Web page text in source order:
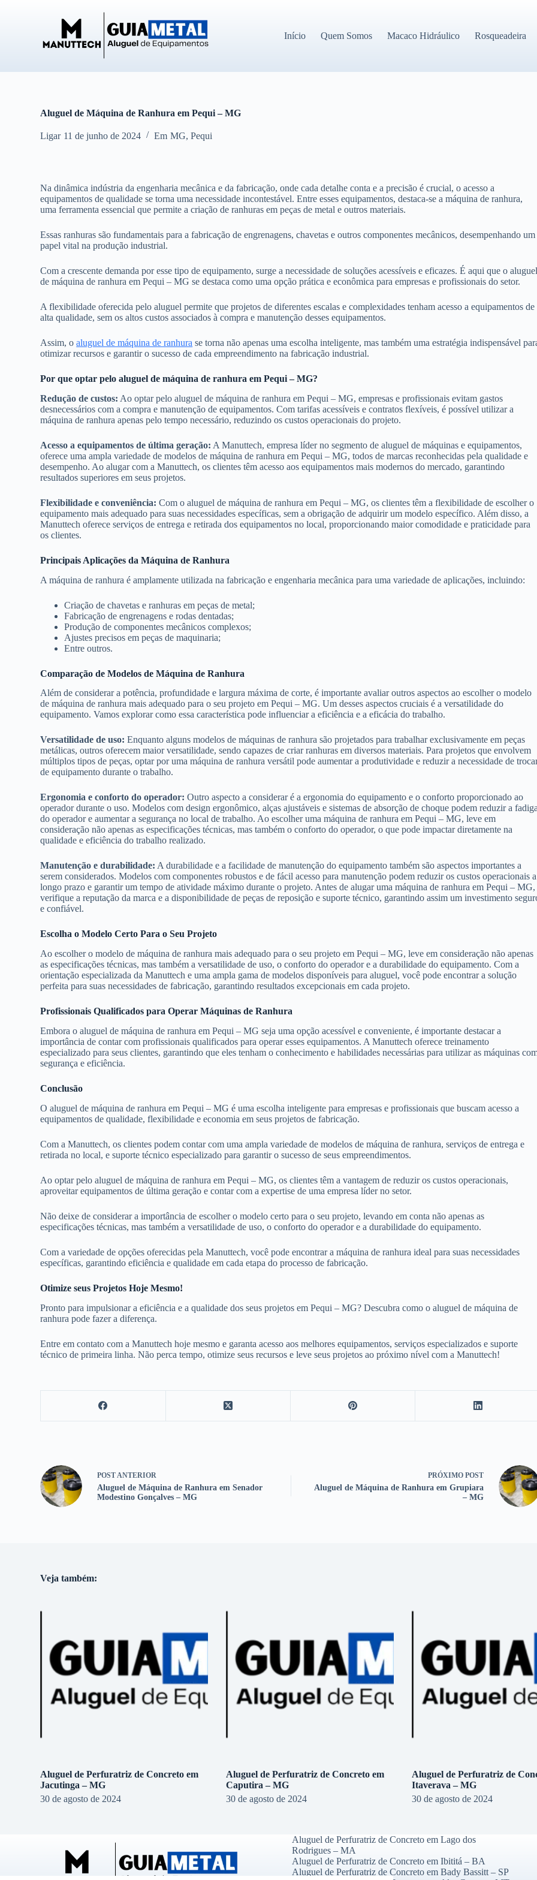
Início Quem Somos Macaco Hidráulico Rosqueadeira
Aluguel de Máquina de Ranhura em Pequi – MG
Ligar 11 de junho de 2024 Em MG,Pequi
Na dinâmica indústria da engenharia mecânica e da fabricação, onde cada detalhe conta e a precisão é crucial, o acesso a
equipamentos de qualidade se torna uma necessidade incontestável. Entre esses equipamentos, destaca-se a máquina de ranhura,
uma ferramenta essencial que permite a criação de ranhuras em peças de metal e outros materiais.
Essas ranhuras são fundamentais para a fabricação de engrenagens, chavetas e outros componentes mecânicos, desempenhando um
papel vital na produção industrial.
Com a crescente demanda por esse tipo de equipamento, surge a necessidade de soluções acessíveis e eficazes. É aqui que o
de máquina de ranhura em Pequi – MG se destaca como uma opção prática e econômica para empresas e profissionais do setor.
A flexibilidade oferecida pelo aluguel permite que projetos de diferentes escalas e complexidades tenham acesso a equipamentos de
alta qualidade, sem os altos custos associados à compra e manutenção desses equipamentos.
Assim, oaluguel de máquina de ranhura se torna não apenas uma escolha inteligente, mas também uma estratégia indispensável
otimizar recursos e garantir o sucesso de cada empreendimento na fabricação industrial.
Por que optar pelo aluguel de máquina de ranhura em Pequi – MG?
Redução de custos: Ao optar pelo aluguel de máquina de ranhura em Pequi – MG, empresas e profissionais evitam gastos
desnecessários com a compra e manutenção de equipamentos. Com tarifas acessíveis e contratos flexíveis, é possível utilizar a
máquina de ranhura apenas pelo tempo necessário, reduzindo os custos operacionais do projeto.
Acesso a equipamentos de última geração: A Manuttech, empresa líder no segmento de aluguel de máquinas e equipamentos,
oferece uma ampla variedade de modelos de máquina de ranhura em Pequi – MG, todos de marcas reconhecidas pela qualidade e
desempenho. Ao alugar com a Manuttech, os clientes têm acesso aos equipamentos mais modernos do mercado, garantindo
resultados superiores em seus projetos.
Flexibilidade e conveniência: Com o aluguel de máquina de ranhura em Pequi – MG, os clientes têm a flexibilidade de escolher o
equipamento mais adequado para suas necessidades específicas, sem a obrigação de adquirir um modelo específico. Além disso, a
Manuttech oferece serviços de entrega e retirada dos equipamentos no local, proporcionando maior comodidade e praticidade para
os clientes.
Principais Aplicações da Máquina de Ranhura
A máquina de ranhura é amplamente utilizada na fabricação e engenharia mecânica para uma variedade de aplicações, incluindo:
Criação de chavetas e ranhuras em peças de metal;
Fabricação de engrenagens e rodas dentadas;
Produção de componentes mecânicos complexos;
Ajustes precisos em peças de maquinaria;
Entre outros.
Comparação de Modelos de Máquina de Ranhura
Além de considerar a potência, profundidade e largura máxima de corte, é importante avaliar outros aspectos ao escolher o modelo
de máquina de ranhura mais adequado para o seu projeto em Pequi – MG. Um desses aspectos cruciais é a versatilidade do
equipamento. Vamos explorar como essa característica pode influenciar a eficiência e a eficácia do trabalho.
Versatilidade de uso: Enquanto alguns modelos de máquinas de ranhura são projetados para trabalhar exclusivamente em peças
metálicas, outros oferecem maior versatilidade, sendo capazes de criar ranhuras em diversos materiais. Para projetos que envolvem
múltiplos tipos de peças, optar por uma máquina de ranhura versátil pode aumentar a produtividade e reduzir a necessidade de
de equipamento durante o trabalho.
Ergonomia e conforto do operador: Outro aspecto a considerar é a ergonomia do equipamento e o conforto proporcionado ao
operador durante o uso. Modelos com design ergonômico, alças ajustáveis e sistemas de absorção de choque podem reduzir a
do operador e aumentar a segurança no local de trabalho. Ao escolher uma máquina de ranhura em Pequi – MG, leve em
consideração não apenas as especificações técnicas, mas também o conforto do operador, o que pode impactar diretamente na
qualidade e eficiência do trabalho realizado.
Manutenção e durabilidade: A durabilidade e a facilidade de manutenção do equipamento também são aspectos importantes a
serem considerados. Modelos com componentes robustos e de fácil acesso para manutenção podem reduzir os custos operacionais a
longo prazo e garantir um tempo de atividade máximo durante o projeto. Antes de alugar uma máquina de ranhura em Pequi – MG,
verifique a reputação da marca e a disponibilidade de peças de reposição e suporte técnico, garantindo assim um investimento
e confiável.
Escolha o Modelo Certo Para o Seu Projeto
Ao escolher o modelo de máquina de ranhura mais adequado para o seu projeto em Pequi – MG, leve em consideração não apenas
as especificações técnicas, mas também a versatilidade de uso, o conforto do operador e a durabilidade do equipamento. Com a
orientação especializada da Manuttech e uma ampla gama de modelos disponíveis para aluguel, você pode encontrar a solução
perfeita para suas necessidades de fabricação, garantindo resultados excepcionais em cada projeto.
Profissionais Qualificados para Operar Máquinas de Ranhura
Embora o aluguel de máquina de ranhura em Pequi – MG seja uma opção acessível e conveniente, é importante destacar a
importância de contar com profissionais qualificados para operar esses equipamentos. A Manuttech oferece treinamento
especializado para seus clientes, garantindo que eles tenham o conhecimento e habilidades necessárias para utilizar as máquinas
segurança e eficiência.
Conclusão
O aluguel de máquina de ranhura em Pequi – MG é uma escolha inteligente para empresas e profissionais que buscam acesso a
equipamentos de qualidade, flexibilidade e economia em seus projetos de fabricação.
Com a Manuttech, os clientes podem contar com uma ampla variedade de modelos de máquina de ranhura, serviços de entrega e
retirada no local, e suporte técnico especializado para garantir o sucesso de seus empreendimentos.
Ao optar pelo aluguel de máquina de ranhura em Pequi – MG, os clientes têm a vantagem de reduzir os custos operacionais,
aproveitar equipamentos de última geração e contar com a expertise de uma empresa líder no setor.
Não deixe de considerar a importância de escolher o modelo certo para o seu projeto, levando em conta não apenas as
especificações técnicas, mas também a versatilidade de uso, o conforto do operador e a durabilidade do equipamento.
Com a variedade de opções oferecidas pela Manuttech, você pode encontrar a máquina de ranhura ideal para suas necessidades
específicas, garantindo eficiência e qualidade em cada etapa do processo de fabricação.
Otimize seus Projetos Hoje Mesmo!
Pronto para impulsionar a eficiência e a qualidade dos seus projetos em Pequi – MG? Descubra como o aluguel de máquina de
ranhura pode fazer a diferença.
Entre em contato com a Manuttech hoje mesmo e garanta acesso aos melhores equipamentos, serviços especializados e suporte
técnico de primeira linha. Não perca tempo, otimize seus recursos e leve seus projetos ao próximo nível com a Manuttech!
POSTANTERIOR
Aluguel de Máquina de Ranhura em Senador
Modestino Gonçalves – MG
PRÓXIMO POST
Aluguel de Máquina de Ranhura em Grupiara
– MG
Veja também:
Aluguel de Perfuratriz de Concreto em
Jacutinga – MG
30 de agosto de 2024
Aluguel de Perfuratriz de Concreto em
Caputira – MG
30 de agosto de 2024
Aluguel de Perfuratriz de
Itaverava – MG
30 de agosto de 2024
Aluguel de Perfuratriz de Concreto em Lago dos
Rodrigues – MA
Aluguel de Perfuratriz de Concreto em Ibititá – BA
Aluguel de Perfuratriz de Concreto em Bady Bassitt – SP